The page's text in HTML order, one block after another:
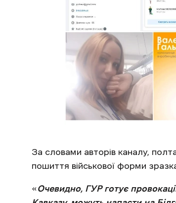
За словами авторів каналу,
пошиття військової форми
«Очевидно, ГУР готує